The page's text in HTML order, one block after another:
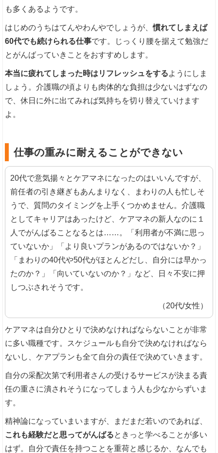
も多くあるようです。
はじめのうちはてんやわんやでしょうが、慣れてしまえば
60代でも続けられる仕事です。じっくり腰を据えて勉強だ
とがんばっていきことをおすすめします。
本当に疲れてしまった時はリフレッシュをするようにしま
しょう。介護職の頃よりも肉体的な負担は少ないはずなの
で、休日に外に出てみれば気持ちを切り替えていけます
よ。
仕事の重みに耐えることができない
20代で意気揚々とケアマネになったのはいいんですが、
前任者の引き継ぎもあんまりなく、まわりの人も忙しそ
うで、質問のタイミングを上手くつかめません。介護職
としてキャリアはあったけど、ケアマネの新人なのに１
人でがんばることなるとは……。「利用者が不満に思っ
ていないか」「より良いプランがあるのではないか？」
「まわりの40代や50代がほとんどだし、自分には早かっ
たのか？」「向いていないのか？」など、日々不安に押
しつぶされそうです。
（20代/女性）
ケアマネは自分ひとりで決めなければならないことが非常
に多い職種です。スケジュールも自分で決めなければなら
ないし、ケアプランも全て自分の責任で決めていきます。
自分の采配次第で利用者さんの受けるサービスが決まる責
任の重さに潰されそうになってしまう人も少なからずいま
す。
精神論になっていまいますが、まだまだ若いのであれば、
これも経験だと思ってがんばるときっと学べることが多い
はず。自分で責任を持つことを重荷と感じるか、なんでも